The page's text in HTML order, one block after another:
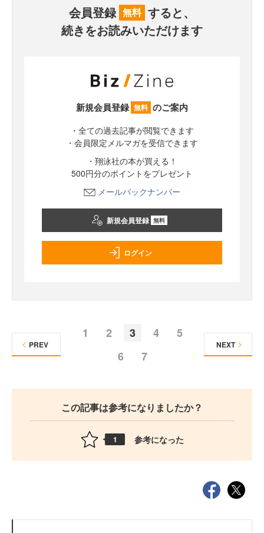
会員登録 無料 すると、
続きをお読みいただけます
新規会員登録 無料 のご案内
・全ての過去記事が閲覧できます
・会員限定メルマガを受信できます
・翔泳社の本が買える！
500円分のポイントをプレゼント
メールバックナンバー
新規会員登録 無料
ログイン
1 2 3 4
5
6
7
PREV NEXT
この記事は参考になりましたか？
1 参考になった